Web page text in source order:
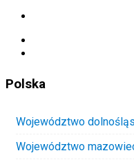
Polska
Województwo
Województwo